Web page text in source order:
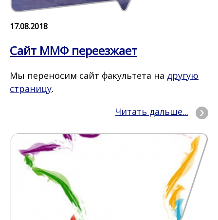
17.08.2018
Сайт ММФ переезжает
Мы переносим сайт факультета на другую
страницу.
Читать дальше...